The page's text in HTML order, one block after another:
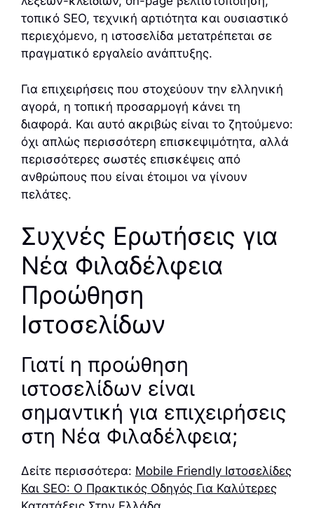
τοπικό SEO, τεχνική αρτιότητα και ουσιαστικό
περιεχόμενο, η ιστοσελίδα μετατρέπεται σε
πραγματικό εργαλείο ανάπτυξης.
Για επιχειρήσεις που στοχεύουν την ελληνική
αγορά, η τοπική προσαρμογή κάνει τη
διαφορά. Και αυτό ακριβώς είναι το ζητούμενο:
όχι απλώς περισσότερη επισκεψιμότητα, αλλά
περισσότερες σωστές επισκέψεις από
ανθρώπους που είναι έτοιμοι να γίνουν
πελάτες.
Συχνές Ερωτήσεις για
Νέα Φιλαδέλφεια
Προώθηση
Ιστοσελίδων
Γιατί η προώθηση
ιστοσελίδων είναι
σημαντική για επιχειρήσεις
στη Νέα Φιλαδέλφεια;
Δείτε περισσότερα: Mobile Friendly Ιστοσελίδες
Και SEO: Ο Πρακτικός Οδηγός Για Καλύτερες